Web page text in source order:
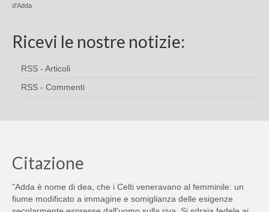
d'Adda
Ricevi le nostre notizie:
RSS - Articoli
RSS - Commenti
Citazione
"Adda è nome di dea, che i Celti veneravano al femminile: un
fiume modificato a immagine e somiglianza delle esigenze